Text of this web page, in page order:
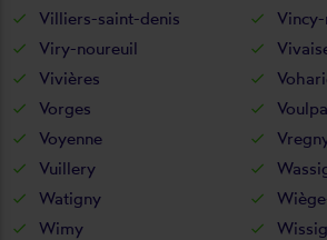
Villiers-saint-denis
Viry-noureuil
Vivières
Vorges
Voyenne
Vuillery
Watigny
Wimy